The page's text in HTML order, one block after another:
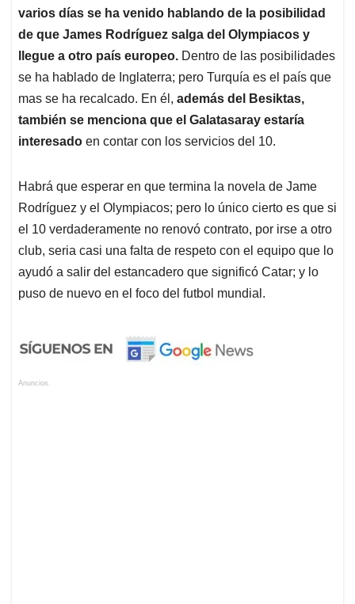
varios días se ha venido hablando de la posibilidad
de que James Rodríguez salga del Olympiacos y
llegue a otro país europeo. Dentro de las posibilidades
se ha hablado de Inglaterra; pero Turquía es el país que
mas se ha recalcado. En él, además del Besiktas,
también se menciona que el Galatasaray estaría
interesado en contar con los servicios del 10.
Habrá que esperar en que termina la novela de Jame
Rodríguez y el Olympiacos; pero lo único cierto es que si
el 10 verdaderamente no renovó contrato, por irse a otro
club, seria casi una falta de respeto con el equipo que lo
ayudó a salir del estancadero que significó Catar; y lo
puso de nuevo en el foco del futbol mundial.
Anuncios.